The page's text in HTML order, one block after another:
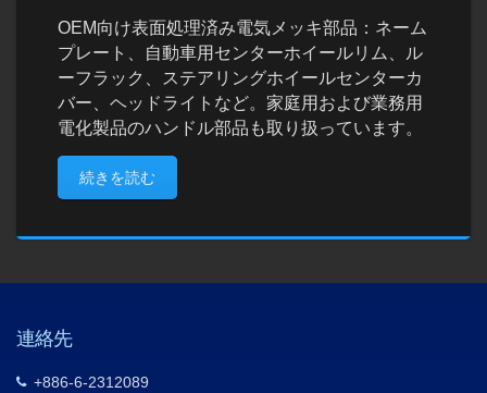
OEM向け表面処理済み電気メッキ部品：ネーム
プレート、自動車用センターホイールリム、ル
ーフラック、ステアリングホイールセンターカ
バー、ヘッドライトなど。家庭用および業務用
電化製品のハンドル部品も取り扱っています。
続きを読む
連絡先
+886-6-2312089